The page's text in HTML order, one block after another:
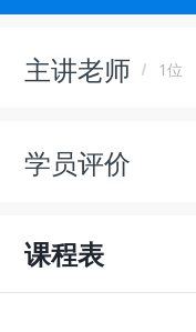
主讲老师 1位
学员评价
课程表